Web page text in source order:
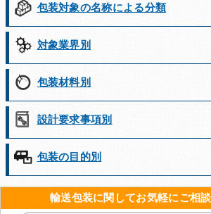
包装対象の名称による分類
対象業界別
包装材料別
設計要求事項別
包装の目的別
輸送包装に関してお気軽にご相談